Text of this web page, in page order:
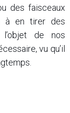
des faisceaux
à en tirer des
de nos
vu qu’il